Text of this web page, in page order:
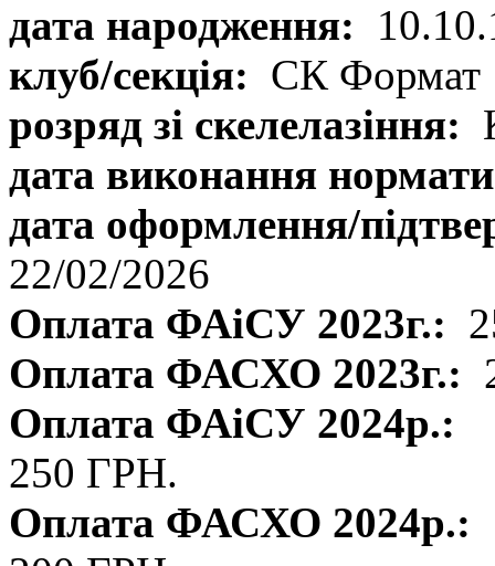
дата народження:
клуб/секція: СК Формат
розряд зі скелелазіння:
дата виконання
дата оформлення/
22/02/2026
Оплата ФАіСУ 2023г.:
Оплата ФАСХО 2023г.:
Оплата ФАіСУ 2024р.:
250 ГРН.
Оплата ФАСХО 2024р.: